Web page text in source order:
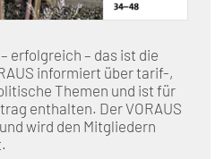
erfolgreich – das ist die
informiert über tarif-,
Themen und ist für
enthalten. Der VORAUS
wird den Mitgliedern